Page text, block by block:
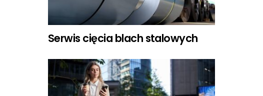
Serwis cięcia blach stalowych